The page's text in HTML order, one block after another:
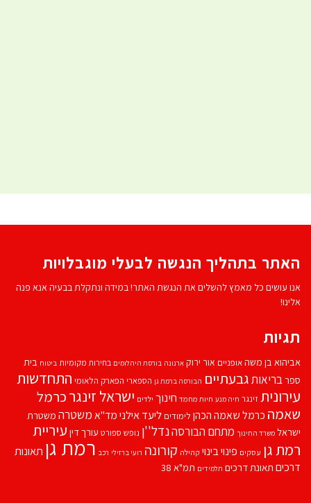
האתר בתהליך הנגשה לבעלי מוגבלויות
אנו עושים כל מאמץ להשלים את הנגשת האתר! במידה ונתקלת בבעיה אנא פנה
אלינו!
תגיות
אביהוא בן משהאופניים אור ירוק ארנונה בורסת היהלומים בחירות מקומיות ביטוח בית
ספרבריאותגבעתיים הבורסה ברמת גן הספארי הפארק הלאומי התחדשות
עירוניתזינגר חיה מנע חיות מחמד חינוך ילדים ישראל זינגרכרמל
שאמה כרמל שאמה הכהן לימודים ליעד אילנימד''אמשטרה משטרת
ישראל משרד החינוך מתחם הבורסהנדל''ן נופש ספורט עורך דין עיריית
רמת גן עסקים פינוי בינוי קהילה קורונה רועי ברזילי רכב רמת גן תאונות
דרכים תאונת דרכים תלמידים תמ"א 38